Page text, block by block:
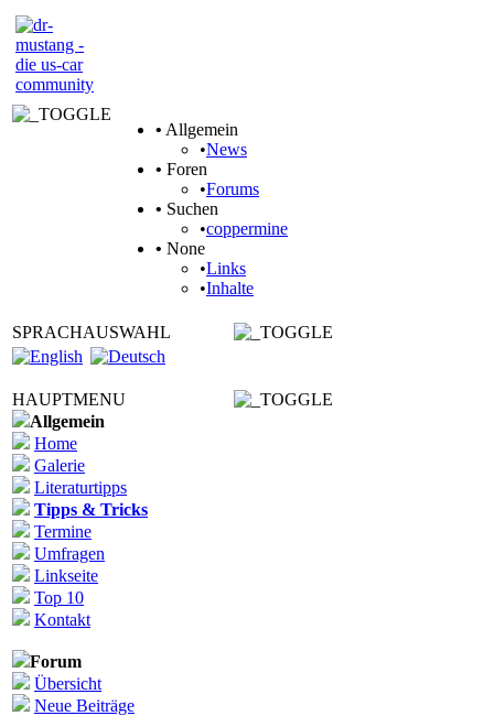
• Allgemein
•News
• Foren
•Forums
• Suchen
•coppermine
• None
•Links
•Inhalte
SPRACHAUSWAHL
HAUPTMENU
Allgemein
Home
Galerie
Literaturtipps
Tipps & Tricks
Termine
Umfragen
Linkseite
Top 10
Kontakt
Forum
Übersicht
Neue Beiträge